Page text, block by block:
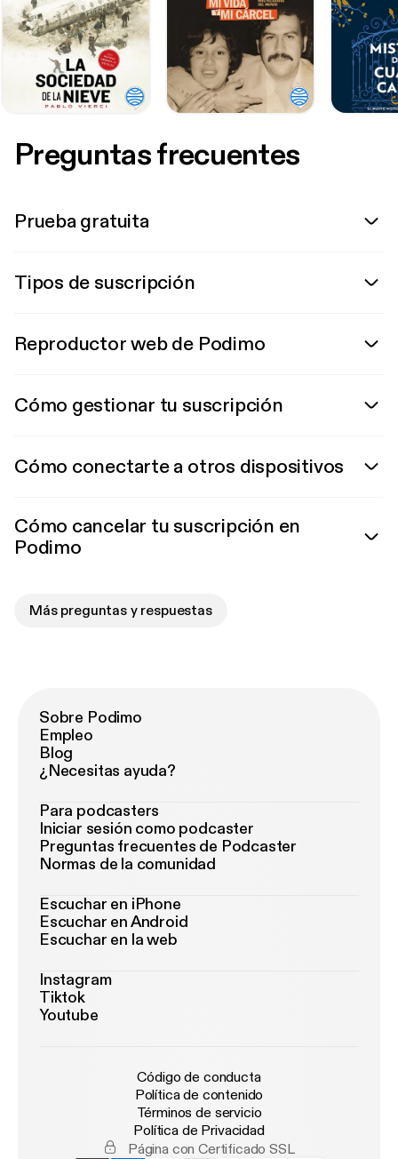
Preguntas frecuentes
Prueba gratuita
Tipos de suscripción
Reproductor web de Podimo
Cómo gestionar tu suscripción
Cómo conectarte a otros dispositivos
Cómo cancelar tu suscripción en
Podimo
Más preguntas y respuestas
Sobre Podimo
Empleo
Blog
¿Necesitas ayuda?
Para podcasters
Iniciar sesión como podcaster
Preguntas frecuentes de Podcaster
Normas de la comunidad
Escuchar en iPhone
Escuchar en Android
Escuchar en la web
Instagram
Tiktok
Youtube
Código de conducta
Política de contenido
Términos de servicio
Política de Privacidad
Página con Certificado SSL